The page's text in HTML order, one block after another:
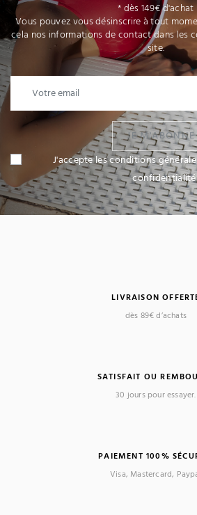
* dès 149€ d'achat
Vous pouvez vous désinscrire à tout
cela nos informations de contact dans les
site.
JE M'ABONNE
J'accepte les conditions
confidentialité
LIVRAISON
dès 89€ d’achats
SATISFAIT OU
30 jours pour essayer.
PAIEMENT 100%
Visa, Mastercard,